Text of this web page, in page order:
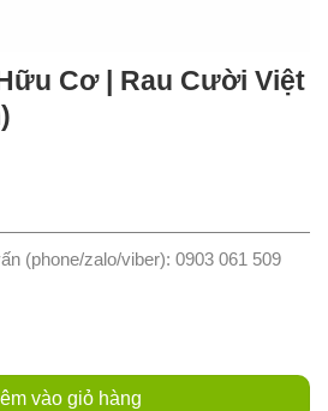
Cơ | Rau Cười Việt
(phone/zalo/viber): 0903 061 509
Cười Việt Nhật (250gram) số lượng
vào giỏ hàng